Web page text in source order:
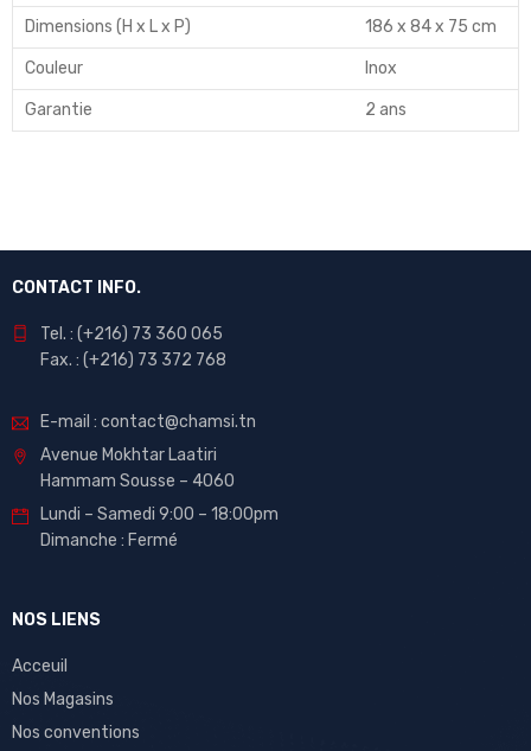
Dimensions (H x L x P) 186 x 84 x 75 cm
Couleur Inox
Garantie 2 ans
CONTACT INFO.
Tel. : (+216) 73 360 065
Fax. : (+216) 73 372 768
E-mail : contact@chamsi.tn
Avenue Mokhtar Laatiri
Hammam Sousse – 4060
Lundi – Samedi 9:00 – 18:00pm
Dimanche : Fermé
NOS LIENS
Acceuil
Nos Magasins
Nos conventions